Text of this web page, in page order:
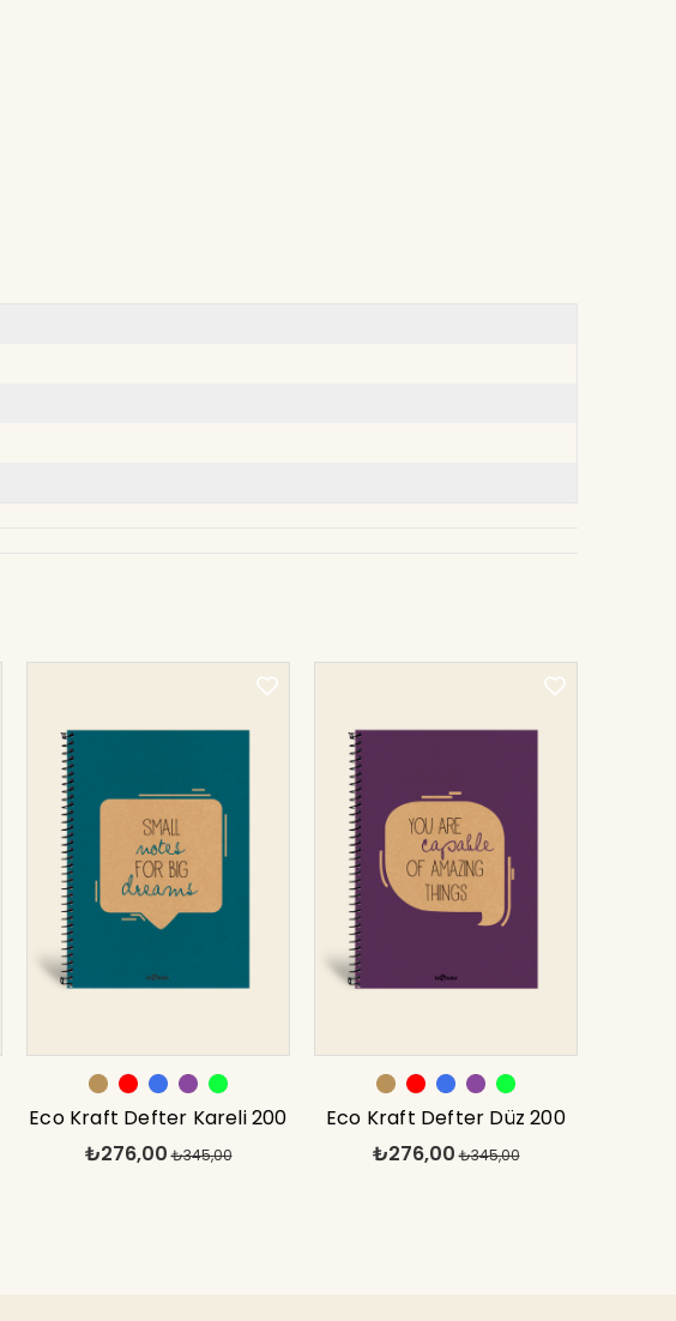
Eco Kraft Defter Kareli 200
syf Mavi 17x24 cm
₺276,00 ₺345,00
Eco Kraft Defter Düz 200
syf Mor 17x24 cm
₺276,00 ₺345,00